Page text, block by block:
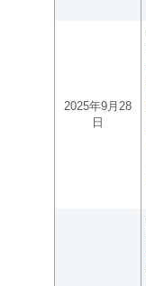
2025年9月28
日